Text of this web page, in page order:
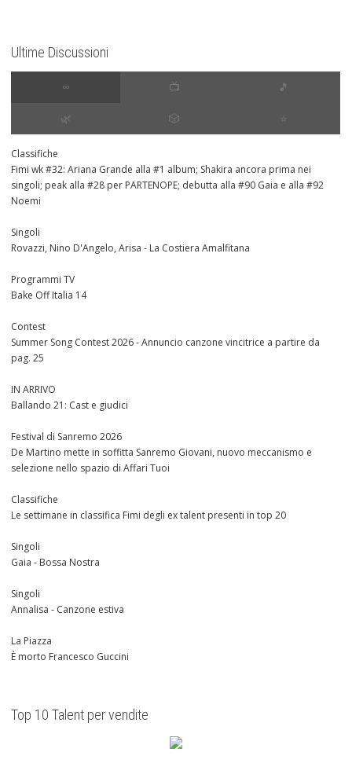
Ultime Discussioni
∞ 📺 🎵
🌿 🎲 ⭐️
Classifiche
Fimi wk #32: Ariana Grande alla #1 album; Shakira ancora prima nei
singoli; peak alla #28 per PARTENOPE; debutta alla #90 Gaia e alla #92
Noemi
Singoli
Rovazzi, Nino D'Angelo, Arisa - La Costiera Amalfitana
Programmi TV
Bake Off Italia 14
Contest
Summer Song Contest 2026 - Annuncio canzone vincitrice a partire da
pag. 25
IN ARRIVO
Ballando 21: Cast e giudici
Festival di Sanremo 2026
De Martino mette in soffitta Sanremo Giovani, nuovo meccanismo e
selezione nello spazio di Affari Tuoi
Classifiche
Le settimane in classifica Fimi degli ex talent presenti in top 20
Singoli
Gaia - Bossa Nostra
Singoli
Annalisa - Canzone estiva
La Piazza
È morto Francesco Guccini
Top 10 Talent per vendite